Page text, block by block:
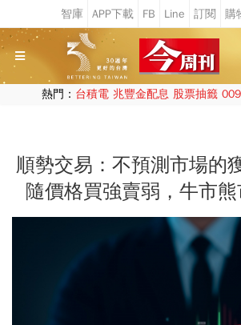
熱門： 台積電 兆豐金配息 股票抽籤
順勢交易：不預測市場的
隨價格買強賣弱，牛市